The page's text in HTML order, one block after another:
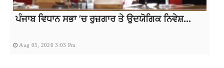
ਪੰਜਾਬ ਵਿਧਾਨ ਸਭਾ ’ਚ ਰੁਜ਼ਗਾਰ ਤੇ ਉਦਯੋਗਿਕ ਨਿਵੇਸ਼...
Aug 05, 2026 3:03 Pm